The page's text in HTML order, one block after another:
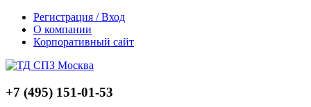
Регистрация / Вход
О компании
Корпоративный сайт
+7 (495) 151-01-53